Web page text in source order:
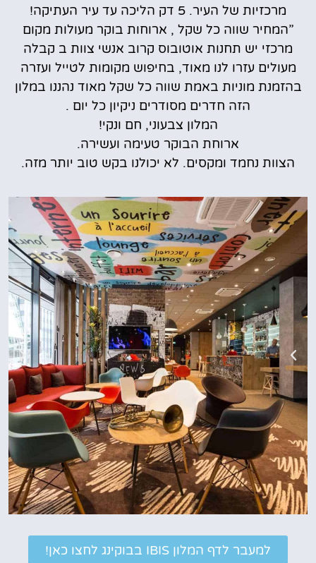
מרכזיות של העיר. 5 דק הליכה עד עיר העתיקה!
”המחיר שווה כל שקל , ארוחות בוקר מעולות מקום
מרכזי יש תחנות אוטובוס קרוב אנשי צוות ב קבלה
מעולים עזרו לנו מאוד, בחיפוש מקומות לטייל ועזרה
בהזמנת מוניות באמת שווה כל שקל מאוד נהננו במלון
הזה חדרים מסודרים ניקיון כל יום .
המלון צבעוני, חם ונקי!
ארוחת הבוקר טעימה ועשירה.
הצוות נחמד ומקסים. לא יכולנו בקש טוב יותר מזה.
למעבר לדף המלון IBIS בבוקינג לחצו כאן!